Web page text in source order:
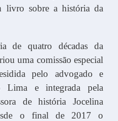
livro sobre a história da
de quatro décadas da
uma comissão especial
pelo advogado e
Lima e integrada pela
de história Jocelina
o final de 2017 o